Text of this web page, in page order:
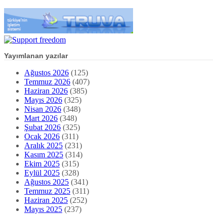
Yayımlanan yazılar
Ağustos 2026 (125)
Temmuz 2026 (407)
Haziran 2026 (385)
Mayıs 2026 (325)
Nisan 2026 (348)
Mart 2026 (348)
Şubat 2026 (325)
Ocak 2026 (311)
Aralık 2025 (231)
Kasım 2025 (314)
Ekim 2025 (315)
Eylül 2025 (328)
Ağustos 2025 (341)
Temmuz 2025 (311)
Haziran 2025 (252)
Mayıs 2025 (237)